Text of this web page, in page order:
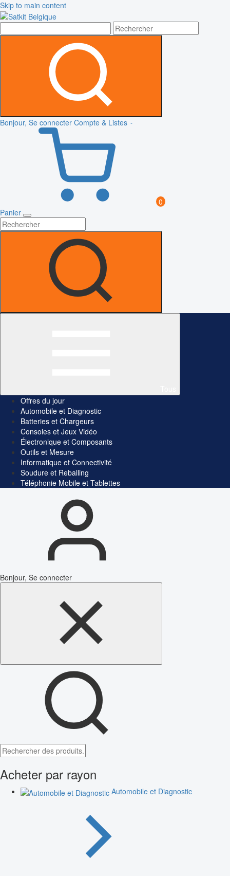
Skip to main content
Bonjour, Se connecter Compte & Listes
0
Panier
Offres du jour
Automobile et Diagnostic
Batteries et Chargeurs
Consoles et Jeux Vidéo
Électronique et Composants
Outils et Mesure
Informatique et Connectivité
Soudure et Reballing
Téléphonie Mobile et Tablettes
Bonjour, Se connecter
Acheter par rayon
Automobile et Diagnostic